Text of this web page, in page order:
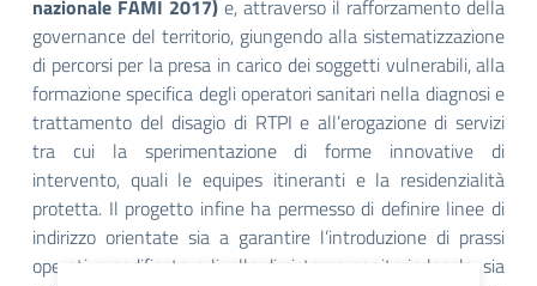
nazionale FAMI 2017) e, attraverso il rafforzamento della
governance del territorio, giungendo alla sistematizzazione
di percorsi per la presa in carico dei soggetti vulnerabili, alla
formazione specifica degli operatori sanitari nella diagnosi e
trattamento del disagio di RTPI e all’erogazione di servizi
tra cui la sperimentazione di forme innovative di
intervento, quali le equipes itineranti e la residenzialità
protetta. Il progetto infine ha permesso di definire linee di
indirizzo orientate sia a garantire l’introduzione di prassi
operative codificate a livello di sistema sanitario locale, sia